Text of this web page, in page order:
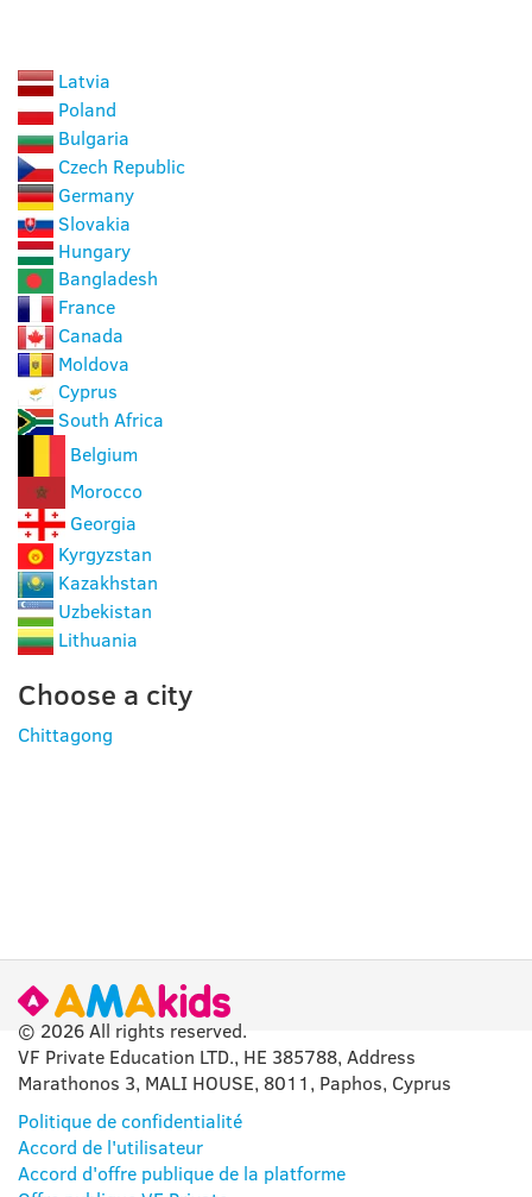
Latvia
Poland
Bulgaria
Czech Republic
Germany
Slovakia
Hungary
Bangladesh
France
Canada
Moldova
Cyprus
South Africa
Belgium
Morocco
Georgia
Kyrgyzstan
Kazakhstan
Uzbekistan
Lithuania
Choose a city
Chittagong
© 2026 All rights reserved.
VF Private Education LTD., HE 385788, Address
Marathonos 3, MALI HOUSE, 8011, Paphos, Cyprus
Politique de confidentialité
Accord de l'utilisateur
Accord d'offre publique de la platforme